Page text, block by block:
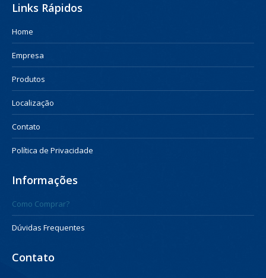
Links Rápidos
Home
Empresa
Produtos
Localização
Contato
Política de Privacidade
Informações
Como Comprar?
Dúvidas Frequentes
Contato